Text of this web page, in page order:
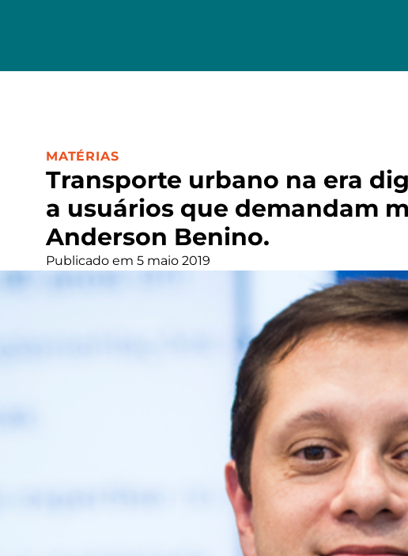
Transporte urbano na era
a usuários que demandam
Anderson Benino.
CATEGORIA:
MATÉRIAS
Publicado em 5 maio 2019